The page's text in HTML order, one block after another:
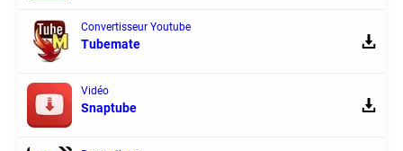
Convertisseur Youtube
Tubemate
Vidéo
Snaptube